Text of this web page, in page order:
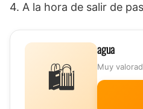
4. A la hora de salir de
🛍️
agua
Muy